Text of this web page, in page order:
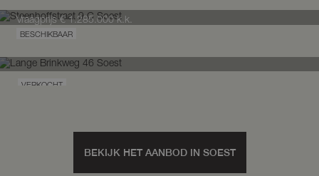
Kerkpad NZ 35 Soest
Steenhoffstraat 9 C Soest
Vraagprijs€ 1.285.000k.k.
VERKOCHT
BEKIJK HET AANBOD IN SOEST